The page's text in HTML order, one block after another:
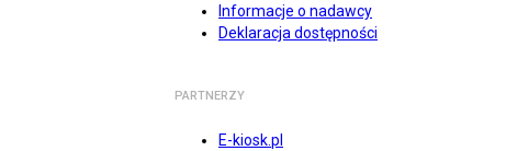
Informacje o nadawcy
Deklaracja dostępności
PARTNERZY
E-kiosk.pl